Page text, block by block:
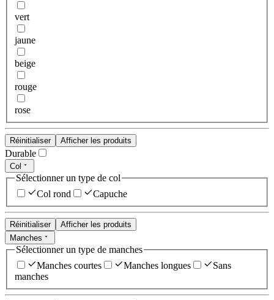
vert
jaune
beige
rouge
rose
Réinitialiser Afficher les produits
Durable
Col
Sélectionner un type de col
Col rond
Capuche
Réinitialiser
Afficher les produits
Manches
Sélectionner un type de manches
Manches courtes
Manches longues
Sans
manches